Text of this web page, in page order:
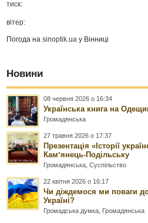
тиск:
вітер:
Погода наsinoptik.ua у Вінниці
Новини
08 червня 2026 о 16:34
Українська книга на
Громадянська
27 травня 2026 о 17:37
Презентація «Історії
Камʼянець-Подільську
Громадянська ,Суспільство
22 квітня 2026 о 16:17
Чи діждемося ми поваги
Україні?
Громадська думка Громадянська